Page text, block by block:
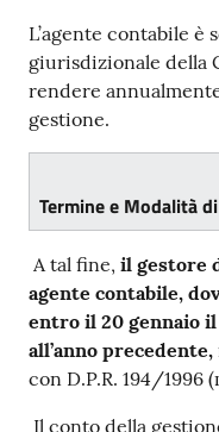
L’agente contabile è
giurisdizionale della
rendere
gestione.
Termine e Modalità
A tal fine, il gestore
agente contabile,
entro il 20 gennaio
all’anno precedente,
con D.P.R. 194/1996
Il conto della